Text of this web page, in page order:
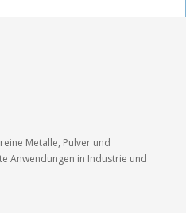
Metalle, Pulver und
Anwendungen in Industrie und